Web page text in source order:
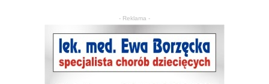
- Reklama -